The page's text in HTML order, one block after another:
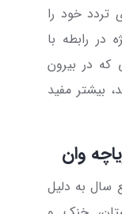
تردد خود را
رابطه با
که در بیرون
بیشتر مفید
وان
سال به دلیل